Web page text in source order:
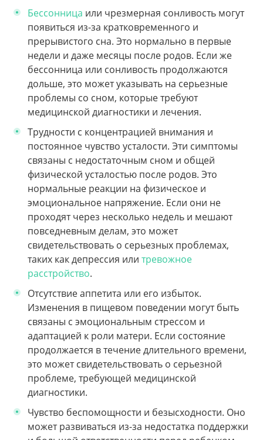
Бессонница или чрезмерная сонливость могут
появиться из-за кратковременного и
прерывистого сна. Это нормально в первые
недели и даже месяцы после родов. Если же
бессонница или сонливость продолжаются
дольше, это может указывать на серьезные
проблемы со сном, которые требуют
медицинской диагностики и лечения.
Трудности с концентрацией внимания и
постоянное чувство усталости. Эти симптомы
связаны с недостаточным сном и общей
физической усталостью после родов. Это
нормальные реакции на физическое и
эмоциональное напряжение. Если они не
проходят через несколько недель и мешают
повседневным делам, это может
свидетельствовать о серьезных проблемах,
таких как депрессия или тревожное
расстройство.
Отсутствие аппетита или его избыток.
Изменения в пищевом поведении могут быть
связаны с эмоциональным стрессом и
адаптацией к роли матери. Если состояние
продолжается в течение длительного времени,
это может свидетельствовать о серьезной
проблеме, требующей медицинской
диагностики.
Чувство беспомощности и безысходности. Оно
может развиваться из-за недостатка поддержки